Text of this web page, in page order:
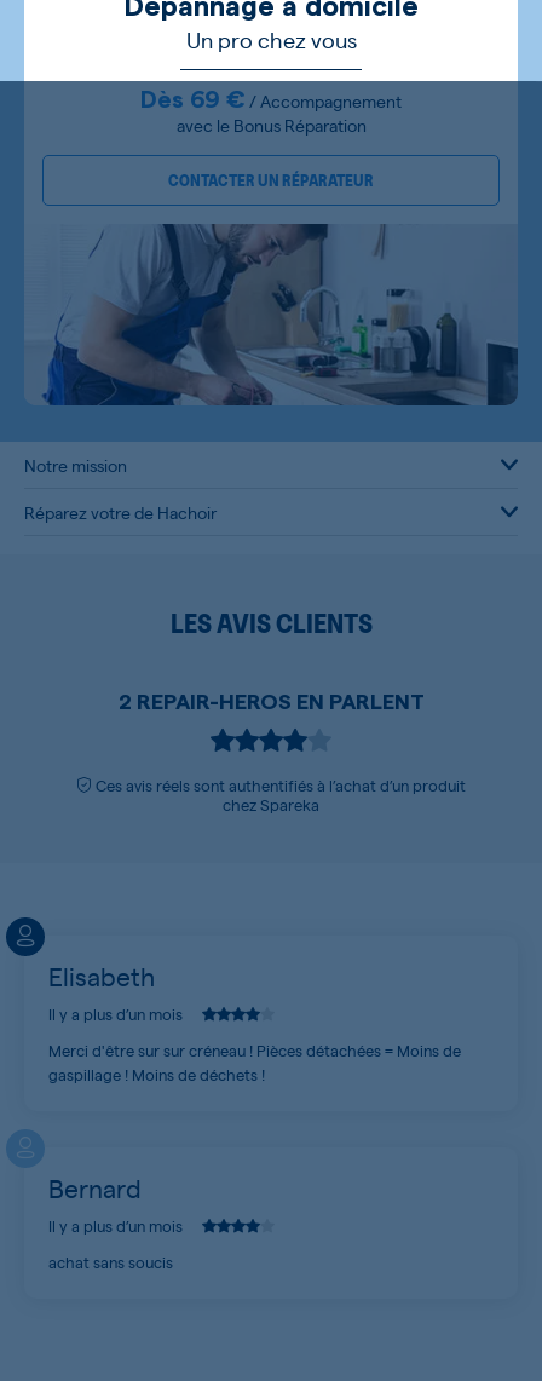
Dépannage à domicile
Un pro chez vous
Dès 69 € / Accompagnement
avec le Bonus Réparation
CONTACTER UN RÉPARATEUR
Notre mission
Réparez votre de Hachoir
LES AVIS CLIENTS
2 REPAIR-HEROS EN PARLENT
Ces avis réels sont authentifiés à l’achat d’un produit
chez Spareka
Elisabeth
Il y a plus d’un mois
Merci d'être sur sur créneau ! Pièces détachées = Moins de
gaspillage ! Moins de déchets !
Bernard
Il y a plus d’un mois
achat sans soucis